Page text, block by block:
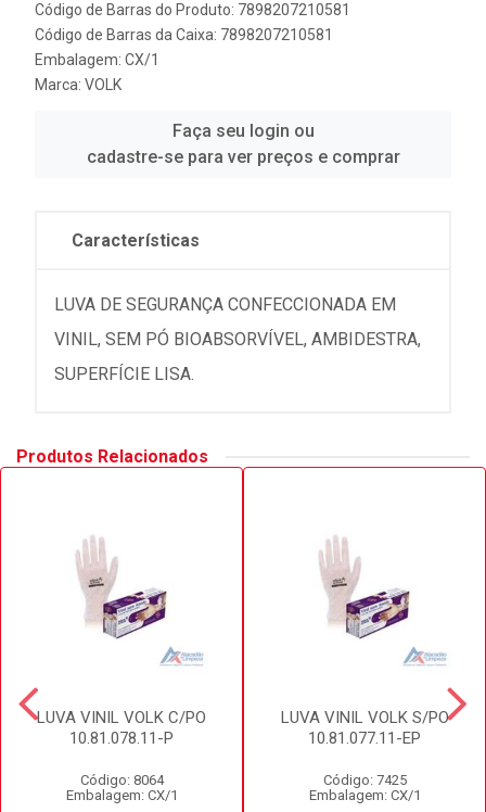
Código de Barras do Produto: 7898207210581
Código de Barras da Caixa: 7898207210581
Embalagem: CX/1
Marca: VOLK
Faça seu login ou
cadastre-se para ver preços e comprar
Características
LUVA DE SEGURANÇA CONFECCIONADA EM
VINIL, SEM PÓ BIOABSORVÍVEL, AMBIDESTRA,
SUPERFÍCIE LISA.
Produtos Relacionados
LUVA VINIL VOLK C/PO
10.81.078.11-P
Código: 8064
Embalagem: CX/1
LUVA VINIL VOLK S/PO
10.81.077.11-EP
Código: 7425
Embalagem: CX/1